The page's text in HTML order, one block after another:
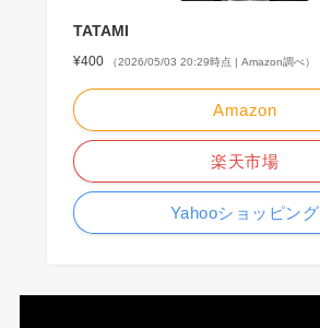
TATAMI
¥400 （2026/05/03 20:29時点 | Amazon調べ）
Amazon
楽天市場
Yahooショッピング